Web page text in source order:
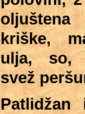
kriške,
ulja, so,
svež
Patlidžan